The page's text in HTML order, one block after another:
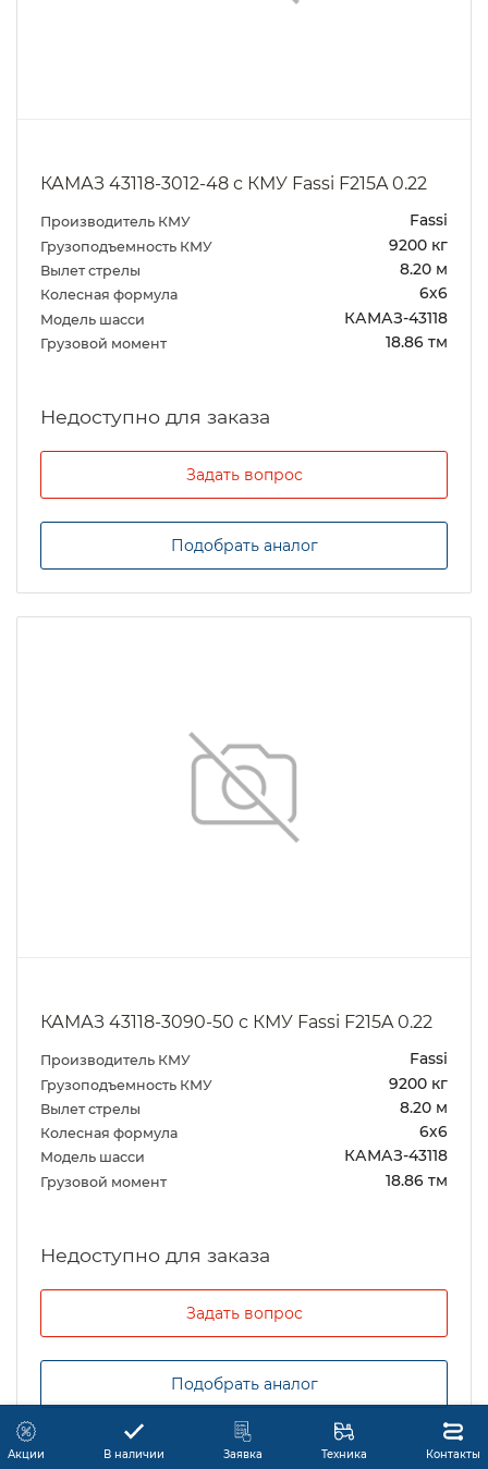
КАМАЗ 43118-3012-48 с КМУ Fassi F215A 0.22
Производитель КМУ Fassi
Грузоподъемность КМУ 9200 кг
Вылет стрелы 8.20 м
Колесная формула 6х6
Модель шасси КАМАЗ-43118
Грузовой момент 18.86 тм
Задать вопрос
Подобрать аналог
КАМАЗ 43118-3090-50 с КМУ Fassi F215A 0.22
Производитель КМУ Fassi
Грузоподъемность КМУ 9200 кг
Вылет стрелы 8.20 м
Колесная формула 6х6
Модель шасси КАМАЗ-43118
Грузовой момент 18.86 тм
Задать вопрос
Подобрать аналог
Акции В наличии Заявка Техника Контакты